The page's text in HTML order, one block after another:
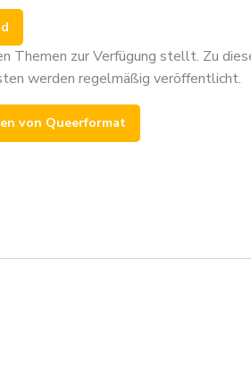
Themen zur Verfügung stellt. Zu
werden regelmäßig veröffentlicht.
von Queerformat